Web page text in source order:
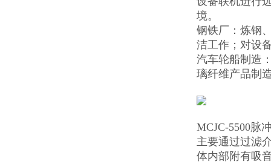
境。
钢铁厂：炼钢
洁工作；对设
汽车轮船制造
璃纤维产品制
MCJC-5500脉
主要通过过滤
体内部附有吸